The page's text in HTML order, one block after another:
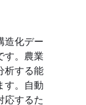
造化デー
す。農業
析する能
す。自動
応するた